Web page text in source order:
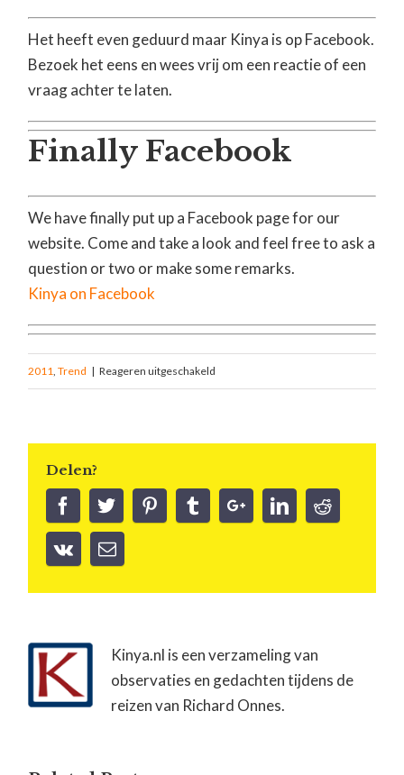
Het heeft even geduurd maar Kinya is op Facebook.
Bezoek het eens en wees vrij om een reactie of een
vraag achter te laten.
Finally Facebook
We have finally put up a Facebook page for our
website. Come and take a look and feel free to ask a
question or two or make some remarks.
Kinya on Facebook
2011, Trend | Reageren uitgeschakeld
Delen?
Kinya.nl is een verzameling van
observaties en gedachten tijdens de
reizen van Richard Onnes.